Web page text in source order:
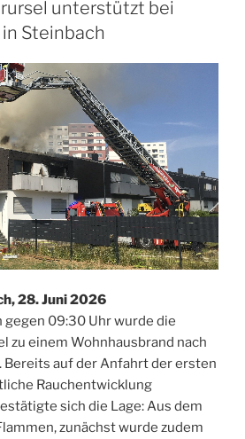
unterstützt bei
Steinbach
28. Juni 2026
09:30 Uhr wurde die
zu einem Wohnhausbrand nach
Bereits auf der Anfahrt der ersten
Rauchentwicklung
sich die Lage: Aus dem
zunächst wurde zudem